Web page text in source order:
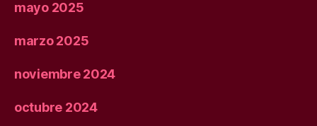
mayo 2025
marzo 2025
noviembre 2024
octubre 2024